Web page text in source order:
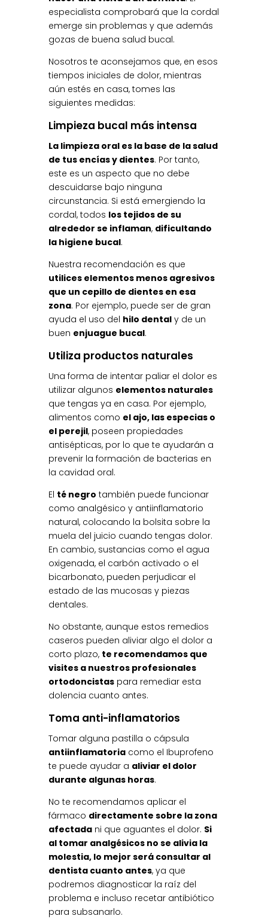
especialista comprobará que la cordal
emerge sin problemas y que además
gozas de buena salud bucal.
Nosotros te aconsejamos que, en esos
tiempos iniciales de dolor, mientras
aún estés en casa, tomes las
siguientes medidas:
Limpieza bucal más intensa
La limpieza oral es la base de la salud
de tus encías y dientes. Por tanto,
este es un aspecto que no debe
descuidarse bajo ninguna
circunstancia. Si está emergiendo la
cordal, todos los tejidos de su
alrededor se inflaman, dificultando
la higiene bucal.
Nuestra recomendación es que
utilices elementos menos agresivos
que un cepillo de dientes en esa
zona. Por ejemplo, puede ser de gran
ayuda el uso del hilo dentaly de un
buen enjuague bucal.
Utiliza productos naturales
Una forma de intentar paliar el dolor es
utilizar algunos elementos naturales
que tengas ya en casa. Por ejemplo,
alimentos como el ajo, las especias o
el perejil, poseen propiedades
antisépticas, por lo que te ayudarán a
prevenir la formación de bacterias en
la cavidad oral.
El té negro también puede funcionar
como analgésico y antiinflamatorio
natural, colocando la bolsita sobre la
muela del juicio cuando tengas dolor.
En cambio, sustancias como el agua
oxigenada, el carbón activado o el
bicarbonato, pueden perjudicar el
estado de las mucosas y piezas
dentales.
No obstante, aunque estos remedios
caseros pueden aliviar algo el dolor a
corto plazo, te recomendamos que
visites a nuestros profesionales
ortodoncistaspara remediar esta
dolencia cuanto antes.
Toma anti-inflamatorios
Tomar alguna pastilla o cápsula
antiinflamatoriacomo el Ibuprofeno
te puede ayudar a aliviar el dolor
durante algunas horas.
No te recomendamos aplicar el
fármaco directamente sobre la zona
afectadani que aguantes el dolor. Si
al tomar analgésicos no se alivia la
molestia, lo mejor será consultar al
dentista cuanto antes, ya que
podremos diagnosticar la raíz del
problema e incluso recetar antibiótico
para subsanarlo.